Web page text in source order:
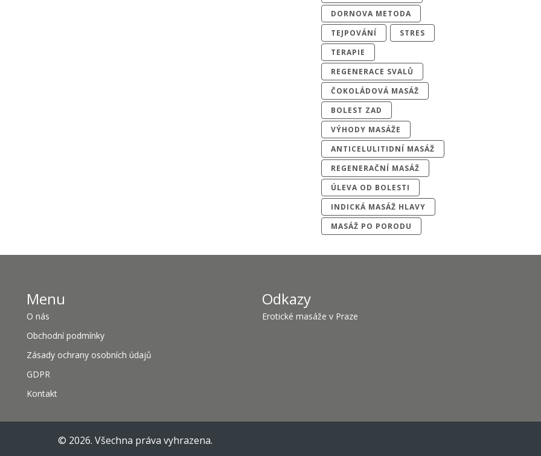
DORNOVA METODA
TEJPOVÁNÍ
STRES
TERAPIE
REGENERACE SVALŮ
ČOKOLÁDOVÁ MASÁŽ
BOLEST ZAD
VÝHODY MASÁŽE
ANTICELULITIDNÍ MASÁŽ
REGENERAČNÍ MASÁŽ
ÚLEVA OD BOLESTI
INDICKÁ MASÁŽ HLAVY
MASÁŽ PO PORODU
Menu
O nás
Obchodní podmínky
Zásady ochrany osobních údajů
GDPR
Kontakt
Odkazy
Erotické masáže v Praze
© 2026. Všechna práva vyhrazena.